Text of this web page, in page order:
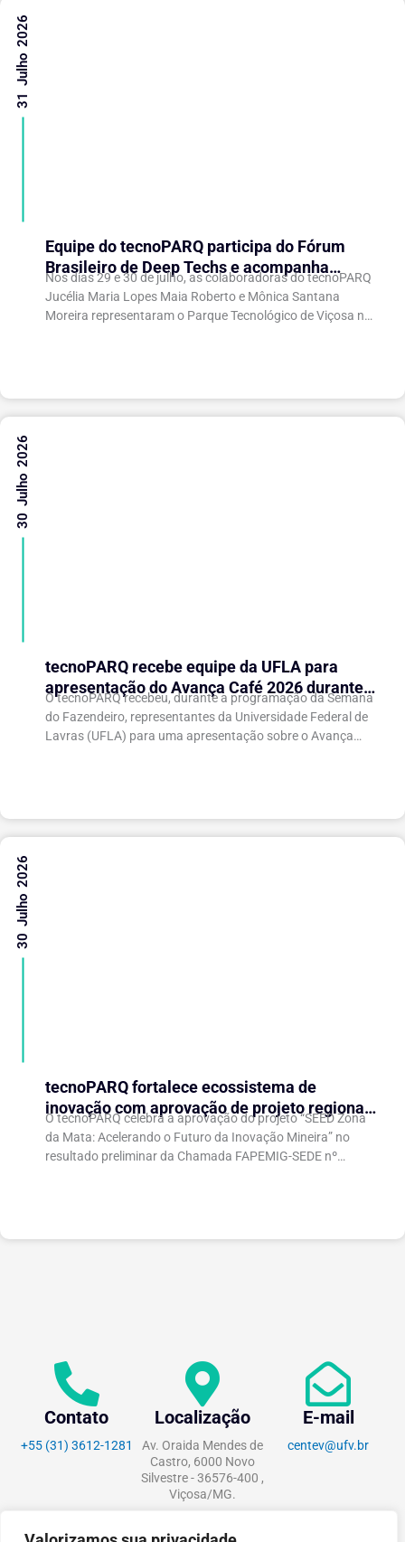
Equipe do tecnoPARQ participa do Fórum
Brasileiro de Deep Techs e acompanha
debates sobre políticas para inovação
científica
Nos dias 29 e 30 de julho, as colaboradoras do tecnoPARQ
Jucélia Maria Lopes Maia Roberto e Mônica Santana
Moreira representaram o Parque Tecnológico de Viçosa no
31 Julho 2026
tecnoPARQ recebe equipe da UFLA para
apresentação do Avança Café 2026 durante a
Semana do Fazendeiro
O tecnoPARQ recebeu, durante a programação da Semana
do Fazendeiro, representantes da Universidade Federal de
Lavras (UFLA) para uma apresentação sobre o Avança
30 Julho 2026
tecnoPARQ fortalece ecossistema de
inovação com aprovação de projeto regional
de aceleração de startups
O tecnoPARQ celebra a aprovação do projeto “SEED Zona
da Mata: Acelerando o Futuro da Inovação Mineira” no
resultado preliminar da Chamada FAPEMIG-SEDE nº
30 Julho 2026
Contato
+55 (31) 3612-1281
Localização
Av. Oraida Mendes de
Castro, 6000 Novo
Silvestre - 36576-400 ,
Viçosa/MG.
E-mail
centev@ufv.br